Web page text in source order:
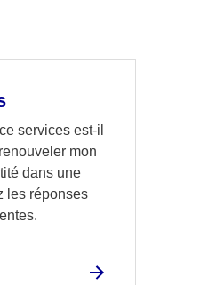
services est-il
mon
dans une
les réponses